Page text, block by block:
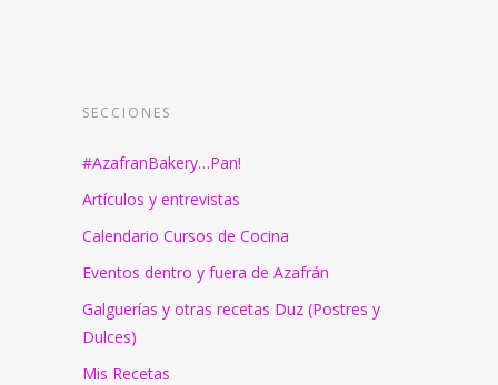
SECCIONES
#AzafranBakery…Pan!
Artículos y entrevistas
Calendario Cursos de Cocina
Eventos dentro y fuera de Azafrán
Galguerías y otras recetas Duz (Postres y
Dulces)
Mis Recetas